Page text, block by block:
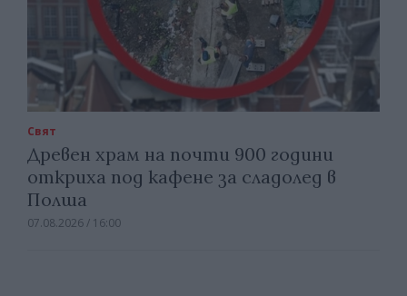
Свят
Древен храм на почти 900 години
откриха под кафене за сладолед в
Полша
07.08.2026 / 16:00